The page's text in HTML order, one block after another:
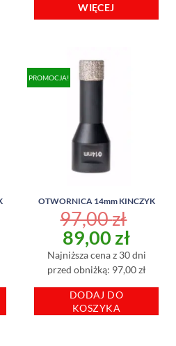
WIĘCEJ
zł.
PROMOCJA!
OTWORNICA 14mm KINCZYK
97,00zł
Pierwotna
cena
wynosiła:
97,00 zł.
89,00 zł
cena
Najniższa cena z 30 dni
przed obniżką: 97,00 zł
DODAJ DO
KOSZYKA